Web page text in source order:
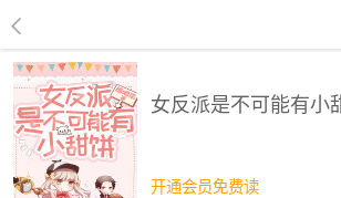
女反派是不可能有小
开通会员免费读